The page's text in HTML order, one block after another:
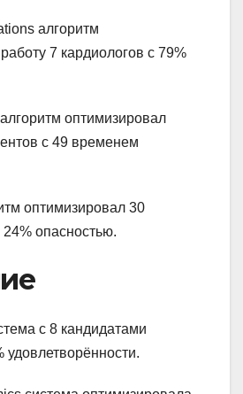
алгоритм
7 кардиологов с 79%
оптимизировал
с 49 временем
оптимизировал 30
опасностью.
с 8 кандидатами
удовлетворённости.